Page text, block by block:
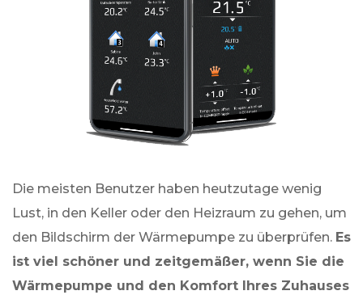
Die meisten Benutzer haben heutzutage wenig
Lust, in den Keller oder den Heizraum zu gehen, um
den Bildschirm der Wärmepumpe zu überprüfen. Es
ist viel schöner und zeitgemäßer, wenn Sie die
Wärmepumpe und den Komfort Ihres Zuhauses